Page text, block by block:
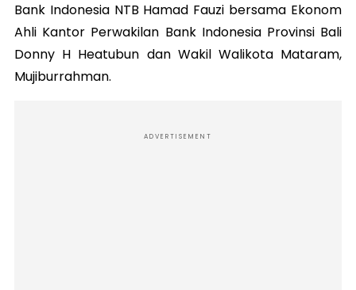
Bank Indonesia NTB Hamad Fauzi bersama Ekonom
Ahli Kantor Perwakilan Bank Indonesia Provinsi Bali
Donny H Heatubun dan Wakil Walikota Mataram,
Mujiburrahman.
ADVERTISEMENT